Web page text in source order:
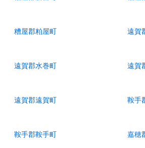
糟屋郡粕屋町 遠賀
遠賀郡水巻町 遠賀
遠賀郡遠賀町 鞍手
鞍手郡鞍手町 嘉穂